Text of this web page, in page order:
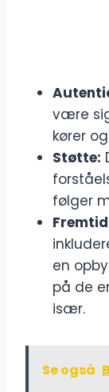
være
kører
Støtte:
følger
en
på de
især.
Se også